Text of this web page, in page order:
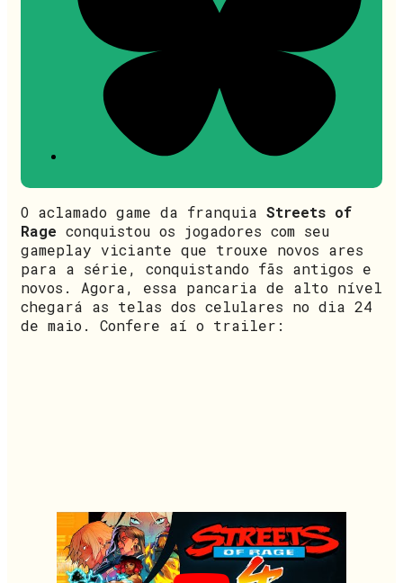
O aclamado game da franquia Streets of
Rage conquistou os jogadores com seu
gameplay viciante que trouxe novos ares
para a série, conquistando fãs antigos e
novos. Agora, essa pancaria de alto nível
chegará as telas dos celulares no dia 24
de maio. Confere aí o trailer: